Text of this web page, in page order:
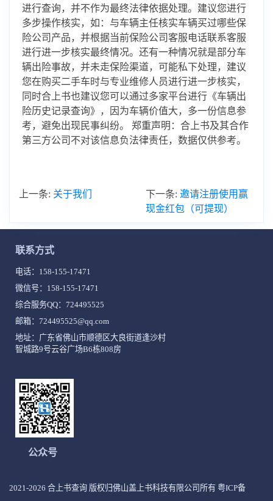
进行查询，并不作为最终法律依据处理。建议您进行
多步操作核实，如：与车辆主任核实车辆买过哪些保
险公司产品，并根据当前保险公司客服电话联系客服
进行进一步核实最终情况。还有一种情况就是部分车
辆出险事故，并未走保险渠道，可能私下处理，建议
您在购买二手车时与专业维修人员进行进一步核实，
同时合上书也建议您可以通过多家平台进行《车辆出
险历史记录查询》，因为车辆价值大，多一份信息参
考，避免出现民事纠纷。 郑重声明：合上书及其合作
第三方公司不对该信息负法律责任，数据仅供参考。
上一条: 关于我们 下一条: 邀请注册使用赢
现金红包（可提现）
联系方式
电话： 158-155-17471
微信号：158-155-17471
综合服务QQ： 724495525
邮箱：724495525@qq.com
地址：广东省佛山市顺德区大良街道逢沙村
智城路9号云谷广场B6栋808房
公众号
2021-2026 合上书查询 版权归佛山盖上书科技有限公司所有 粤ICP备